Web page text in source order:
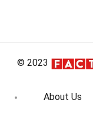
© 2023
About Us